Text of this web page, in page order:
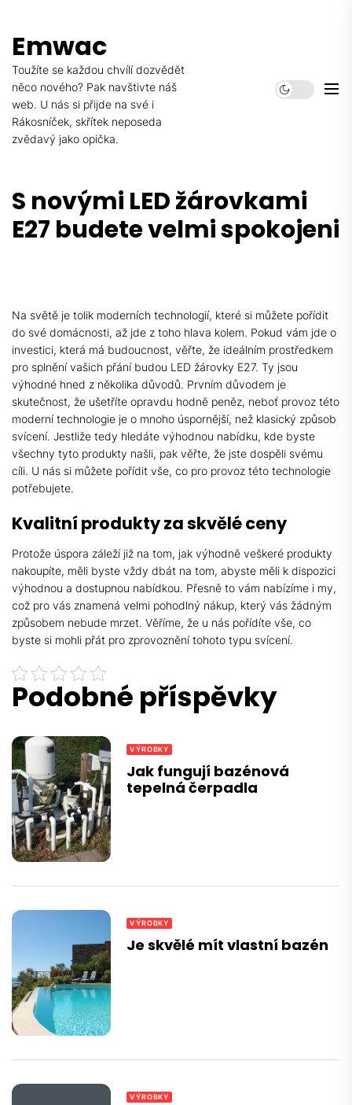
the
content
Emwac
Toužíte se každou chvílí dozvědět
něco nového? Pak navštivte náš
web. U nás si přijde na své i
Rákosníček, skřítek neposeda
zvědavý jako opička.
S novými LED žárovkami
E27 budete velmi spokojeni
Na světě je tolik moderních technologií, které si můžete pořídit
do své domácnosti, až jde z toho hlava kolem. Pokud vám jde o
investici, která má budoucnost, věřte, že ideálním prostředkem
pro splnění vašich přání budou LED žárovky E27. Ty jsou
výhodné hned z několika důvodů. Prvním důvodem je
skutečnost, že ušetříte opravdu hodně peněz, neboť provoz této
moderní technologie je o mnoho úspornější, než klasický způsob
svícení. Jestliže tedy hledáte výhodnou nabídku, kde byste
všechny tyto produkty našli, pak věřte, že jste dospěli svému
cíli. U nás si můžete pořídit vše, co pro provoz této technologie
potřebujete.
Kvalitní produkty za skvělé ceny
Protože úspora záleží již na tom, jak výhodně veškeré produkty
nakoupíte, měli byste vždy dbát na tom, abyste měli k dispozici
výhodnou a dostupnou nabídkou. Přesně to vám nabízíme i my,
což pro vás znamená velmi pohodlný nákup, který vás žádným
způsobem nebude mrzet. Věříme, že u nás pořídíte vše, co
byste si mohli přát pro zprovoznění tohoto typu svícení.
Podobné příspěvky
VÝROBKY
Jak fungují bazénová
tepelná čerpadla
VÝROBKY
Je skvělé mít vlastní bazén
VÝROBKY